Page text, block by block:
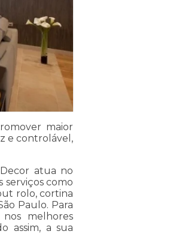
maior
e controlável,
atua no
serviços como
rolo, cortina
Paulo. Para
melhores
assim, a sua